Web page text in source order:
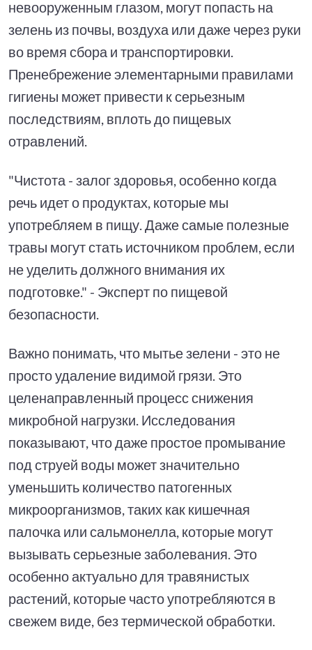
невооруженным глазом, могут попасть на
зелень из почвы, воздуха или даже через руки
во время сбора и транспортировки.
Пренебрежение элементарными правилами
гигиены может привести к серьезным
последствиям, вплоть до пищевых
отравлений.
"Чистота - залог здоровья, особенно когда
речь идет о продуктах, которые мы
употребляем в пищу. Даже самые полезные
травы могут стать источником проблем, если
не уделить должного внимания их
подготовке." - Эксперт по пищевой
безопасности.
Важно понимать, что мытье зелени - это не
просто удаление видимой грязи. Это
целенаправленный процесс снижения
микробной нагрузки. Исследования
показывают, что даже простое промывание
под струей воды может значительно
уменьшить количество патогенных
микроорганизмов, таких как кишечная
палочка или сальмонелла, которые могут
вызывать серьезные заболевания. Это
особенно актуально для травянистых
растений, которые часто употребляются в
свежем виде, без термической обработки.